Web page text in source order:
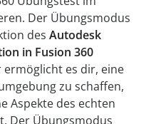
Der Übungsmodus
des Autodesk
in Fusion 360
ermöglicht es dir, eine
zu schaffen,
Aspekte des echten
Der Übungsmodus